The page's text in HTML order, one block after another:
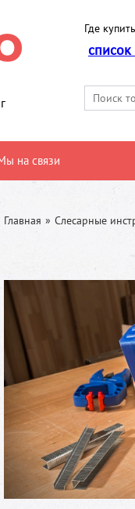
Где
на связи
Главная » Слесарные